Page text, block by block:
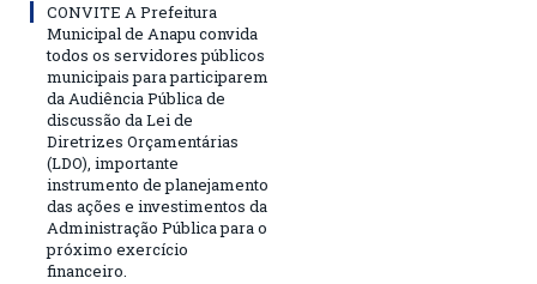
CONVITE A Prefeitura
Municipal de Anapu convida
todos os servidores públicos
municipais para participarem
da Audiência Pública de
discussão da Lei de
Diretrizes Orçamentárias
(LDO), importante
instrumento de planejamento
das ações e investimentos da
Administração Pública para o
próximo exercício
financeiro.